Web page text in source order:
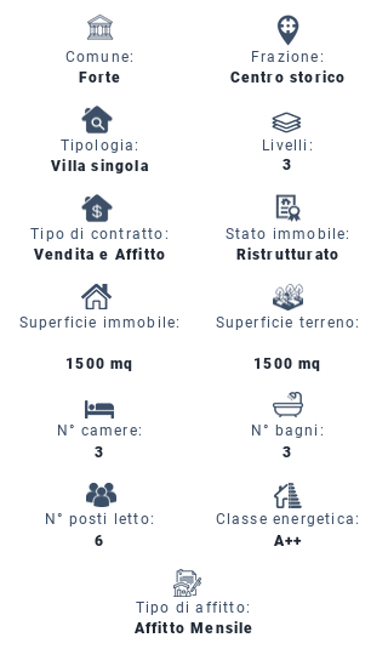
Comune:
Forte
Frazione:
Centro storico
Tipologia:
Villa singola
Tipo di contratto:
Vendita e Affitto
Livelli:
3
Stato immobile:
Ristrutturato
Superficie immobile: Superficie terreno:
1500 mq
N° camere:
3
N° posti letto:
6
1500 mq
N° bagni:
3
Classe energetica:
A++
Tipo di affitto:
Affitto Mensile